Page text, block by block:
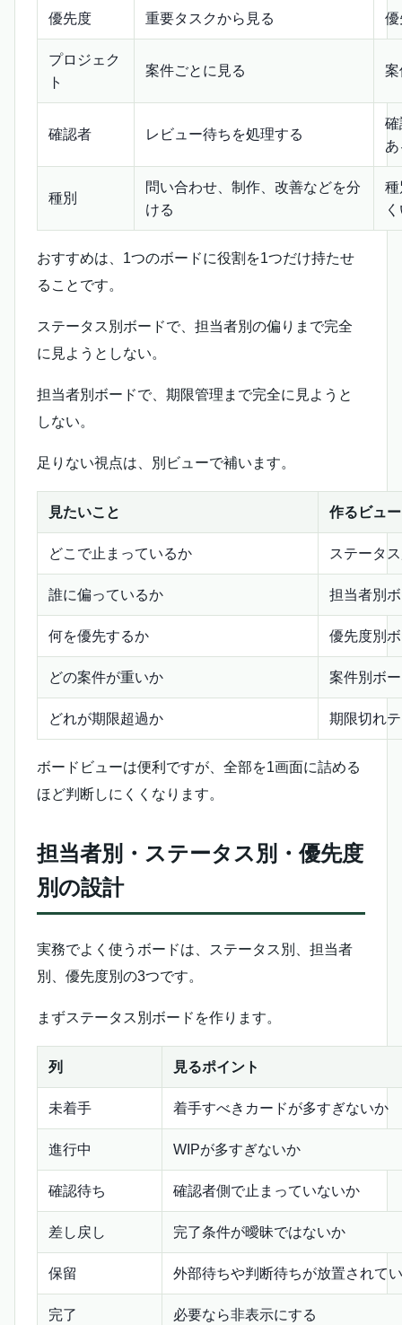
優先度 重要タスクから見る 優
プロジェク
ト
案件ごとに見る 案
確認者 レビュー待ちを処理する
確
種別
問い合わせ、制作、改善などを分
ける
種
おすすめは、1つのボードに役割を1つだけ持たせ
ることです。
ステータス別ボードで、担当者別の偏りまで完全
に見ようとしない。
担当者別ボードで、期限管理まで完全に見ようと
しない。
足りない視点は、別ビューで補います。
見たいこと 作るビュー
どこで止まっているか ステータ
誰に偏っているか 担当者別
何を優先するか 優先度別
どの案件が重いか 案件別ボ
どれが期限超過か 期限切れ
ボードビューは便利ですが、全部を1画面に詰める
ほど判断しにくくなります。
担当者別・ステータス別・優先度
別の設計
実務でよく使うボードは、ステータス別、担当者
別、優先度別の3つです。
まずステータス別ボードを作ります。
列 見るポイント
未着手 着手すべきカードが多すぎないか
進行中 WIPが多すぎないか
確認待ち 確認者側で止まっていないか
差し戻し 完了条件が曖昧ではないか
保留 外部待ちや判断待ちが放置されて
完了 必要なら非表示にする